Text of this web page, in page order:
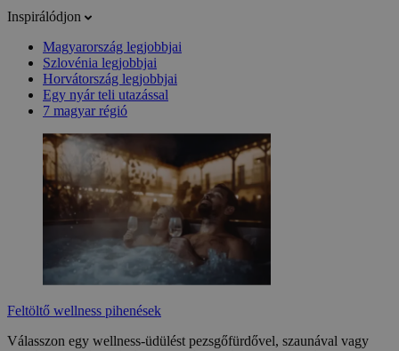
Inspirálódjon
Magyarország legjobbjai
Szlovénia legjobbjai
Horvátország legjobbjai
Egy nyár teli utazással
7 magyar régió
Feltöltő wellness pihenések
Válasszon egy wellness-üdülést pezsgőfürdővel, szaunával vagy